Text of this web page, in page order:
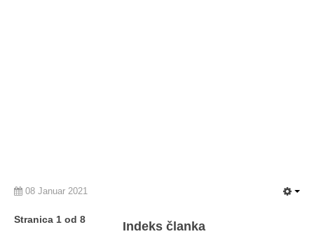
08 Januar 2021
Indeks članka
Stranica 1 od 8